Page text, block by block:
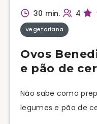
30 min. 4
Vegetariana
Ovos
e pão de
Não sabe como
legumes e pão de